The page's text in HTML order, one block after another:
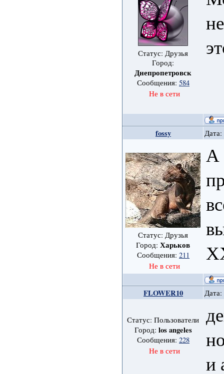
Статус: Друзья
Город:
Днепропетровск
Сообщения: 584
Не в сети
fossy
Статус: Друзья
Город:Харьков
Сообщения: 211
Не в сети
А
FLOWER10 Дата:
Статус: Пользователи
Город: los angeles
Сообщения: 228
Не в сети
и